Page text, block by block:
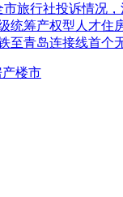
旅行社投诉情况，
统筹产权型人才住
至青岛连接线首个
产楼市